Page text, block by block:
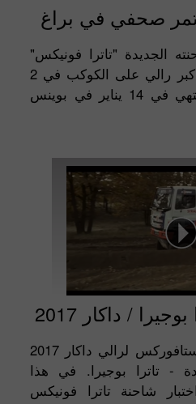
الجديدة "تاترا فونيكس"
لرالي داكار 2017. يبدأ أكبر رالي على الكوكب في 2
يناير في أسونسيون وينتهي في 14 يناير في بوينس
/ داكار 2017
يستعد فريق لوبريس إنستافوركس لرالي داكار 2017
- تاترا بوجيرا. في هذا
شاحنة تاترا فونيكس